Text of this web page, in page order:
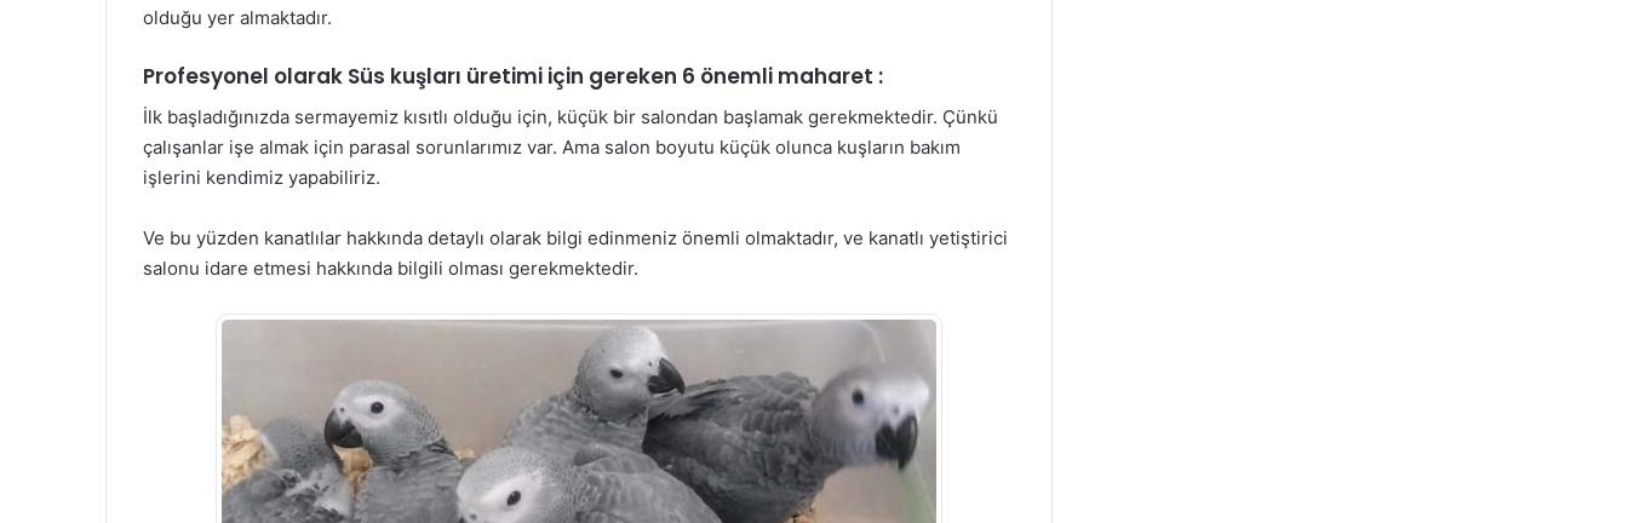
olduğu yer almaktadır.
Profesyonel olarak Süs kuşları üretimi için gereken 6 önemli maharet :
İlk başladığınızda sermayemiz kısıtlı olduğu için, küçük bir salondan başlamak gerekmektedir. Çünkü
çalışanlar işe almak için parasal sorunlarımız var. Ama salon boyutu küçük olunca kuşların bakım
işlerini kendimiz yapabiliriz.
Ve bu yüzden kanatlılar hakkında detaylı olarak bilgi edinmeniz önemli olmaktadır, ve kanatlı yetiştirici
salonu idare etmesi hakkında bilgili olması gerekmektedir.